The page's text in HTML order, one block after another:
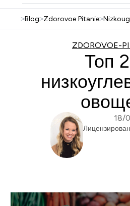
>Blog>Zdorovoe Pitanie>
ZDOROVOE-
Топ
18/